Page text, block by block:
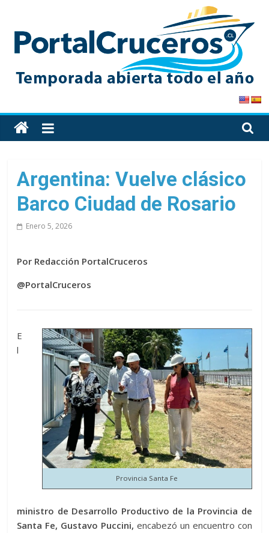
content
PortalCruceros
Toda
la
cruceros
en
un
solo
Argentina: Vuelve clásico
Barco Ciudad de Rosario
Enero 5, 2026
Por Redacción PortalCruceros
@PortalCruceros
Provincia Santa Fe
E
l
ministro de Desarrollo Productivo de la Provincia de
Santa Fe, Gustavo Puccini, encabezó un encuentro con